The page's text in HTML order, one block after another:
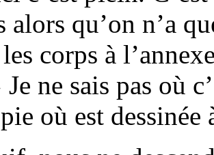
alors qu’on n’a
corps à
Je ne sais pas où
où est